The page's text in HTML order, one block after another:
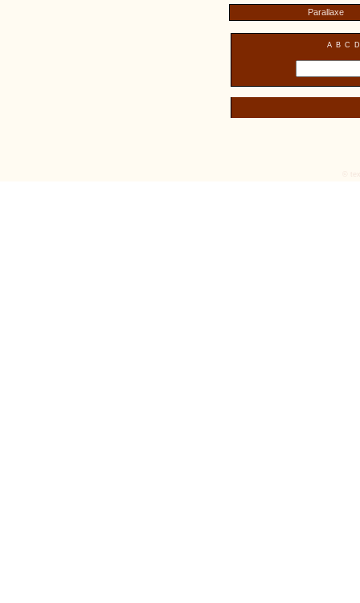
Parallaxe
A B C D